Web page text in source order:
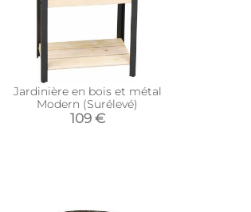
Jardinière en bois et métal
Modern (Surélevé)
109 €